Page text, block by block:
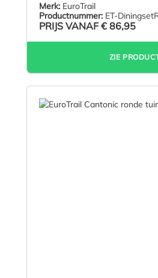
Merk: EuroTrail
Productnummer: ET-
PRIJS VANAF € 86,95
ZIE